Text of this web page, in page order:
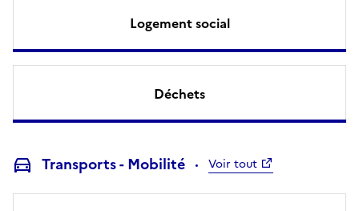
Logement social
Déchets
Transports - Mobilité Voir tout